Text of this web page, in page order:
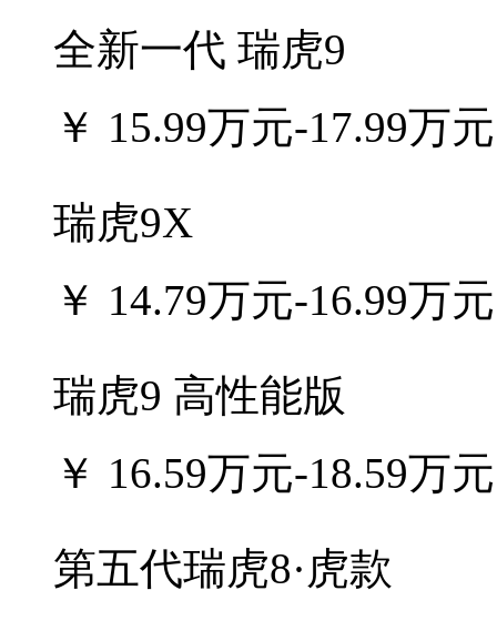
全新一代 瑞虎9
￥ 15.99万元-17.99万元
瑞虎9X
￥ 14.79万元-16.99万元
瑞虎9 高性能版
￥ 16.59万元-18.59万元
第五代瑞虎8·虎款